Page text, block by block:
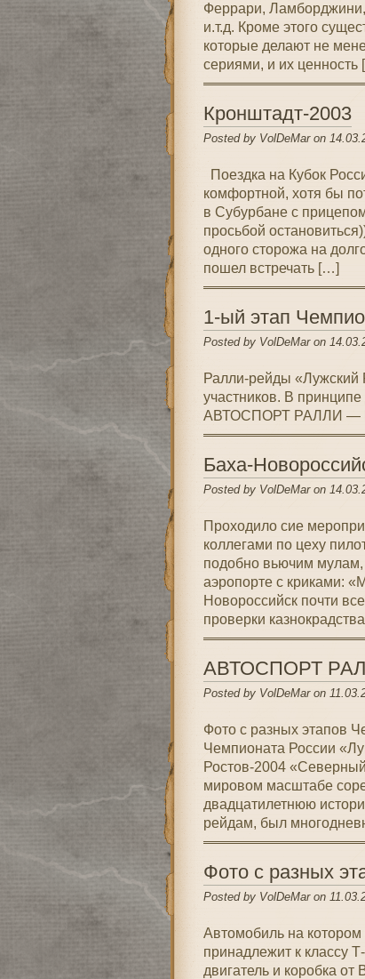
Феррари,
и.т.д. Кроме этого
которые делают не
сериями, и их ценность
Кронштадт-2003
Posted by VolDeMar on
Поездка на Кубок
комфортной, хотя бы
в Субурбане с
просьбой
одного сторожа на
пошел встречать […]
1-ый этап
Posted by VolDeMar on
Ралли-рейды «Лужский
участников. В
АВТОСПОРТ РАЛЛИ —
Баха-
Posted by VolDeMar on
Проходило сие
коллегами по цеху
подобно вьючим мулам,
аэропорте с криками:
Новороссийск почти
проверки
АВТОСПОРТ
Posted by VolDeMar on
Фото с разных этапов
Чемпионата России
Ростов-2004
мировом масштабе
двадцатилетнюю
рейдам, был
Фото с разных
Posted by VolDeMar on
Автомобиль на
принадлежит к классу
двигатель и коробка от